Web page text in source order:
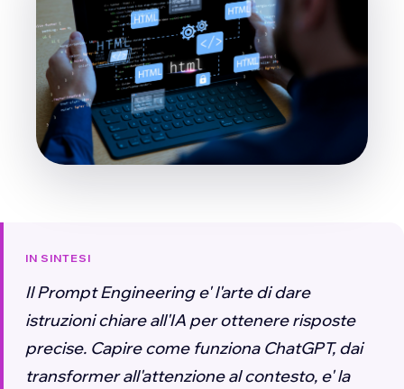
IN SINTESI
Il Prompt Engineering e' l'arte di dare
istruzioni chiare all'IA per ottenere risposte
precise. Capire come funziona ChatGPT, dai
transformer all'attenzione al contesto, e' la